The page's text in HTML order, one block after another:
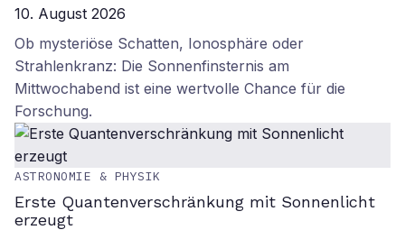
10. August 2026
Ob mysteriöse Schatten, Ionosphäre oder
Strahlenkranz: Die Sonnenfinsternis am
Mittwochabend ist eine wertvolle Chance für die
Forschung.
ASTRONOMIE & PHYSIK
Erste Quantenverschränkung mit Sonnenlicht
erzeugt